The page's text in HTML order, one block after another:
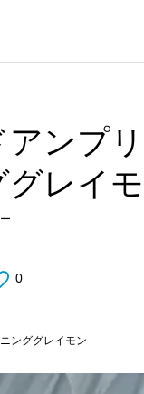
ンプ
レイ
0
ンググレイモン